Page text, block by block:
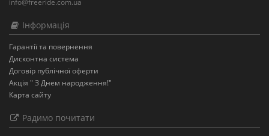
info@freeride.com.ua
Інформація
Гарантії та повернення
Дисконтна система
Договір публічної оферти
Акція " З Днем народження!"
Карта сайту
Радимо почитати